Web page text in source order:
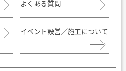
よくある質問
イベント設営／施工について